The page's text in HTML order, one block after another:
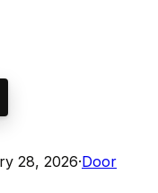
28, 2026·Door